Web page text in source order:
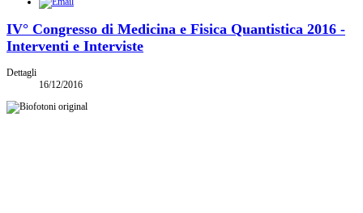
IV° Congresso di Medicina e Fisica Quantistica 2016 -
Interventi e Interviste
Dettagli
16/12/2016